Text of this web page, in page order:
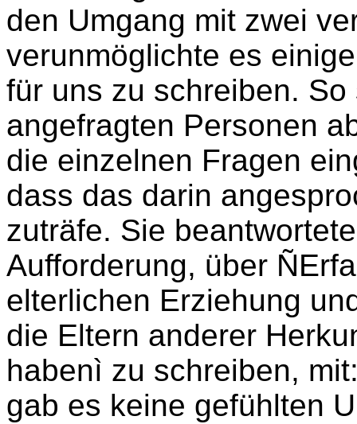
den Umgang mit zwei
verunmöglichte es
für uns zu schreiben.
angefragten Personen
die einzelnen Fragen
dass das darin
zuträfe. Sie
Aufforderung, über
elterlichen Erziehung
die Eltern anderer
habenì zu schreiben,
gab es keine gefühlten